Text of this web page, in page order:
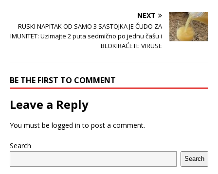
NEXT
RUSKI NAPITAK OD SAMO 3 SASTOJKA JE ČUDO ZA
IMUNITET: Uzimajte 2 puta sedmično po jednu čašu i
BLOKIRAĆETE VIRUSE
BE THE FIRST TO COMMENT
Leave a Reply
You must be logged in to post a comment.
Search
Search